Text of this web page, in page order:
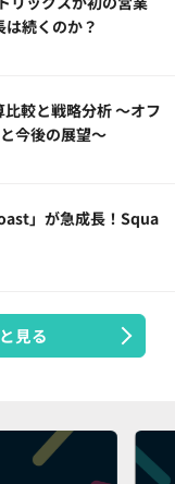
続くのか？
較と戦略分析 ～オフ
今後の展望～
」が急成長！Squa
見る